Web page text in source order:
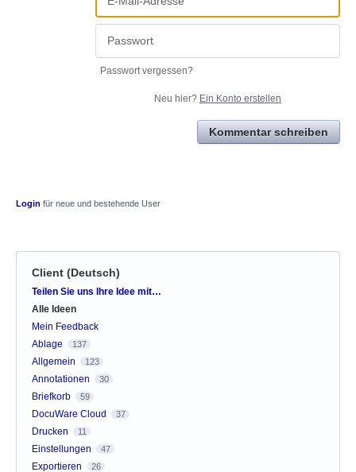
Passwort vergessen?
Neu hier? Ein Konto erstellen
Kommentar schreiben
Login für neue und bestehende User
Client (Deutsch)
Kategorien
Teilen Sie uns Ihre Idee mit…
Alle Ideen
Mein Feedback
Ablage
137
Allgemein 123
Annotationen 30
Briefkorb 59
DocuWare Cloud 37
Drucken 11
Einstellungen 47
Exportieren 26